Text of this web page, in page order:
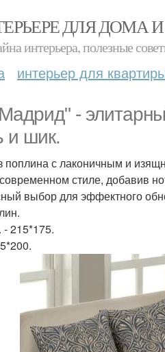
ДЛЯ ДОМА
интерьера, полезные
интерьер для
-
и шик.
поплина с лаконичным и
стиле, добавив
выбор для эффектного
215*175.